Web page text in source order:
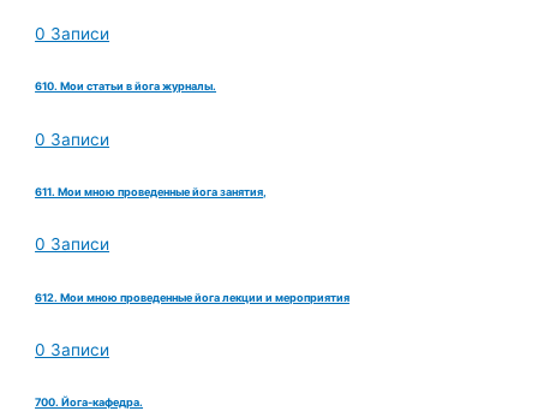
0 Записи
610. Мои статьи в йога журналы.
0 Записи
611. Мои мною проведенные йога занятия,
0 Записи
612. Мои мною проведенные йога лекции и мероприятия
0 Записи
700. Йога-кафедра.